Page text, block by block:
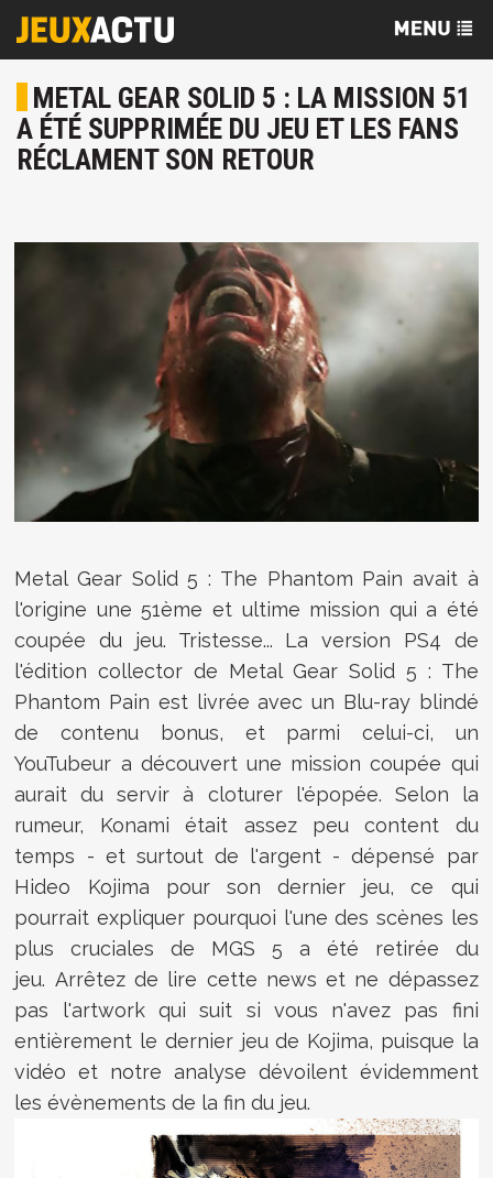
METAL GEAR SOLID 5 : LA MISSION 51
A ÉTÉ SUPPRIMÉE DU JEU ET LES FANS
RÉCLAMENT SON RETOUR
Metal Gear Solid 5 : The Phantom Pain avait à
l'origine une 51ème et ultime mission qui a été
coupée du jeu. Tristesse... La version PS4 de
l'édition collector de Metal Gear Solid 5 : The
Phantom Pain est livrée avec un Blu-ray blindé
de contenu bonus, et parmi celui-ci, un
YouTubeur a découvert une mission coupée qui
aurait du servir à cloturer l'épopée. Selon la
rumeur, Konami était assez peu content du
temps - et surtout de l'argent - dépensé par
Hideo Kojima pour son dernier jeu, ce qui
pourrait expliquer pourquoi l'une des scènes les
plus cruciales de MGS 5 a été retirée du
jeu. Arrêtez de lire cette news et ne dépassez
pas l'artwork qui suit si vous n'avez pas fini
entièrement le dernier jeu de Kojima, puisque la
vidéo et notre analyse dévoilent évidemment
les évènements de la fin du jeu.